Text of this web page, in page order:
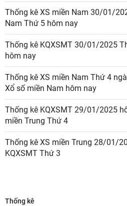
Thống kê XS miền Nam 30/01/
Nam Thứ 5 hôm nay
Thống kê KQXSMT 30/01/2025
hôm nay
Thống kê XS miền Nam Thứ 4
Xổ số miền Nam hôm nay
Thống kê KQXSMT 29/01/2025
miền Trung Thứ 4
Thống kê XS miền Trung 28/01/
KQXSMT Thứ 3
Thống kê